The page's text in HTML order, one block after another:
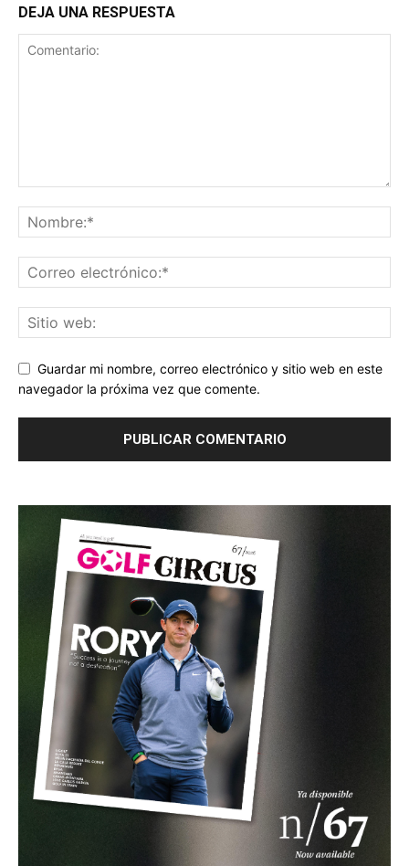
DEJA UNA RESPUESTA
Guardar mi nombre, correo electrónico y sitio web en este
navegador la próxima vez que comente.